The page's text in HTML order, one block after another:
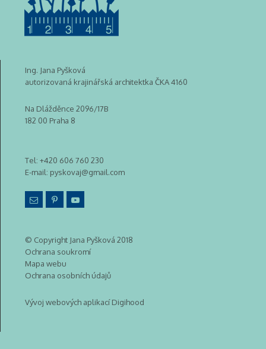
Ing. Jana Pyšková
autorizovaná krajinářská architektka ČKA 4160
Na Dlážděnce 2096/17B
182 00 Praha 8
Tel: +420 606 760 230
E-mail: pyskovaj@gmail.com
© Copyright Jana Pyšková 2018
Ochrana soukromí
Mapa webu
Ochrana osobních údajů
Vývoj webových aplikací Digihood